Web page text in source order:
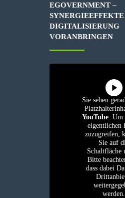
EGOVERNMENT –
DIGITALISIERUNG
VORANBRINGEN
Sie sehen
YouTube. Um
eigentlichen
zuzugreifen,
Sie auf
Schaltfläche
Bitte
dass dabei
werden.